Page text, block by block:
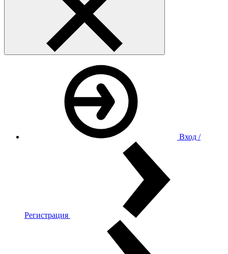
Вход /
Регистрация